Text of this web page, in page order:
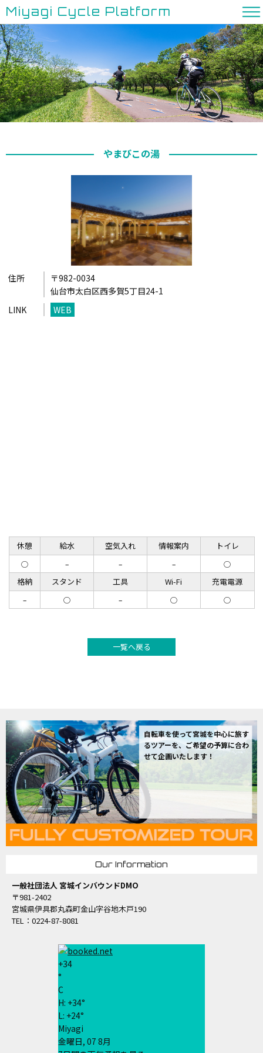
Miyagi Cycle Platform
やまびこの湯
住所
〒982-0034
仙台市太白区西多賀5丁目24-1
LINK
WEB
休憩 給水 空気入れ 情報案内 トイレ
◯ – – – ◯
格納 スタンド 工具 Wi-Fi 充電電源
– ◯ – ◯ ◯
一覧へ戻る
自転車を使って宮城を中心に旅す
るツアーを、ご希望の予算に合わ
せて企画いたします！
Our Information
一般社団法人 宮城インバウンドDMO
〒981-2402
宮城県伊具郡丸森町金山字谷地木戸190
TEL：0224-87-8081
+34
°
C
H: +34°
L: +24°
Miyagi
金曜日, 07 8月